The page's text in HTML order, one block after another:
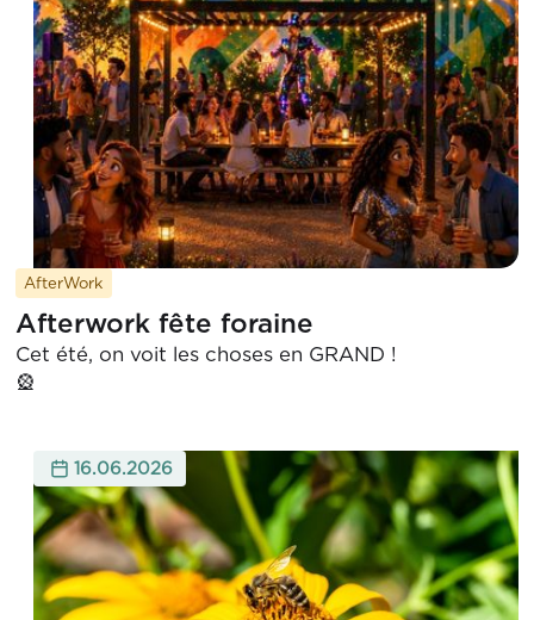
AfterWork
Afterwork fête foraine
Cet été, on voit les choses en GRAND !
16.06.2026